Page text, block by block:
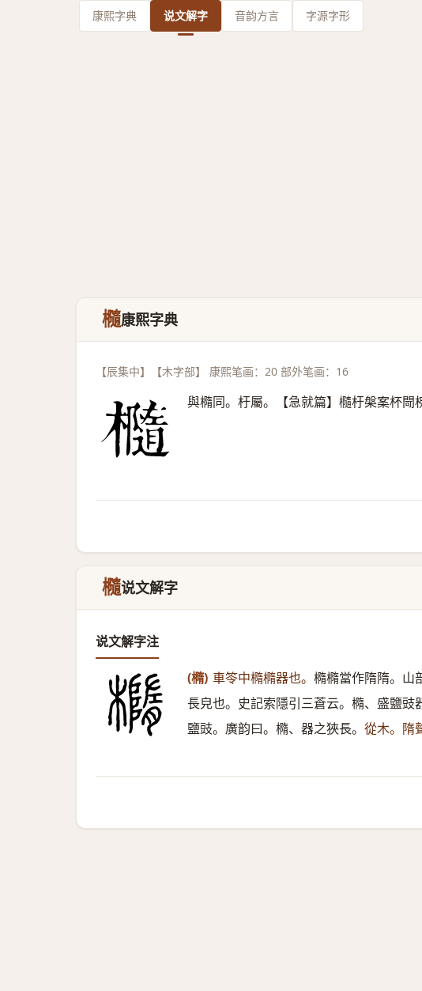
康熙字典 说文解字 音韵方言 字源字形
㰐康熙字典
【辰集中】【木字部】 康熙笔画：20 部外笔画：16
與橢同。杅屬。【急就篇】㰐杅槃案杯閜
㰐说文解字
说文解字注
(橢) 車笭中橢橢器也。 橢橢當作隋隋。山
長皃也。史記索隱引三蒼云。橢、盛鹽
鹽豉。廣韵曰。橢、器之狹長。 從木。隋